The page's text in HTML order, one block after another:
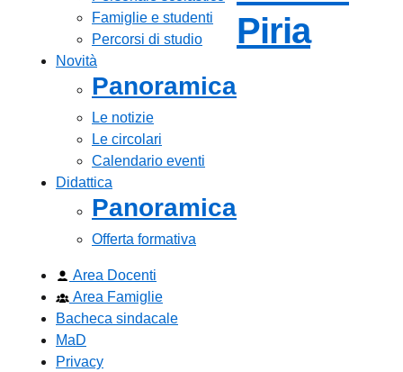
Famiglie e studenti
Percorsi di studio
Novità
Panoramica
Le notizie
Le circolari
Calendario eventi
Didattica
Panoramica
Offerta formativa
Area Docenti
Area Famiglie
Bacheca sindacale
MaD
Privacy
Piria—